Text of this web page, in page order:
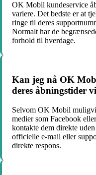
OK Mobil kundeservice
variere. Det bedste er at
ringe til deres
Normalt har de
forhold til hverdage.
Kan jeg nå OK
deres åbningstider
Selvom OK Mobil
medier som Facebook
kontakte dem direkte
officielle e-mail eller
direkte respons.